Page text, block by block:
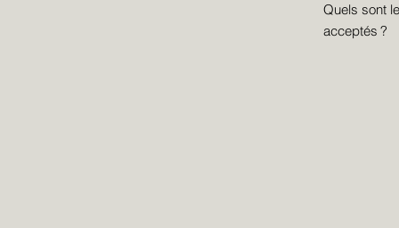
Quels sont
acceptés ?